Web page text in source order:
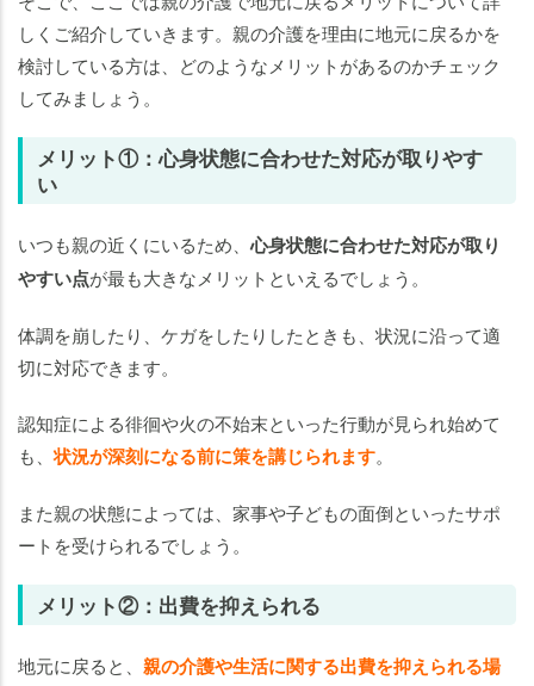
しくご紹介していきます。親の介護を理由に地元に戻るかを
検討している方は、どのようなメリットがあるのかチェック
してみましょう。
メリット①：心身状態に合わせた対応が取りやす
い
いつも親の近くにいるため、心身状態に合わせた対応が取り
やすい点が最も大きなメリットといえるでしょう。
体調を崩したり、ケガをしたりしたときも、状況に沿って適
切に対応できます。
認知症による徘徊や火の不始末といった行動が見られ始めて
も、状況が深刻になる前に策を講じられます。
また親の状態によっては、家事や子どもの面倒といったサポ
ートを受けられるでしょう。
メリット②：出費を抑えられる
地元に戻ると、 親の介護や生活に関する出費を抑えられる場